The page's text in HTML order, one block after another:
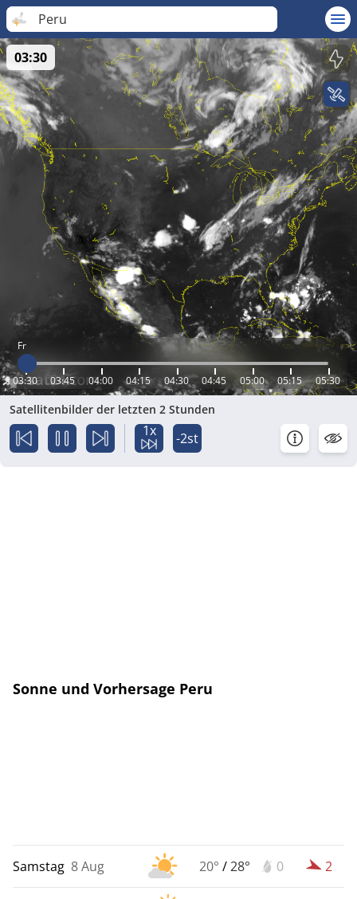
Peru
Fr
03:30 03:45 04:00 04:15 04:30 04:45 05:00 05:15 05:30
03:30
Satellitenbilder der letzten 2 Stunden
1x -2st
Sonne und Vorhersage Peru
Samstag 8 Aug 20° /28° 0 2